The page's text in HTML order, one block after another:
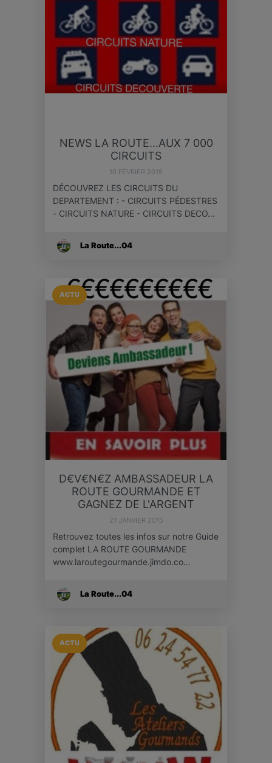
NEWS LA ROUTE...AUX 7 000
CIRCUITS
10 FÉVRIER 2015
DÉCOUVREZ LES CIRCUITS DU
DEPARTEMENT : - CIRCUITS PÉDESTRES
- CIRCUITS NATURE - CIRCUITS DECO…
La Route...04
ACTU
D€V€N€Z AMBASSADEUR LA
ROUTE GOURMANDE ET
GAGNEZ DE L'ARGENT
21 JANVIER 2015
Retrouvez toutes les infos sur notre Guide
complet LA ROUTE GOURMANDE
www.laroutegourmande.jimdo.co…
La Route...04
ACTU